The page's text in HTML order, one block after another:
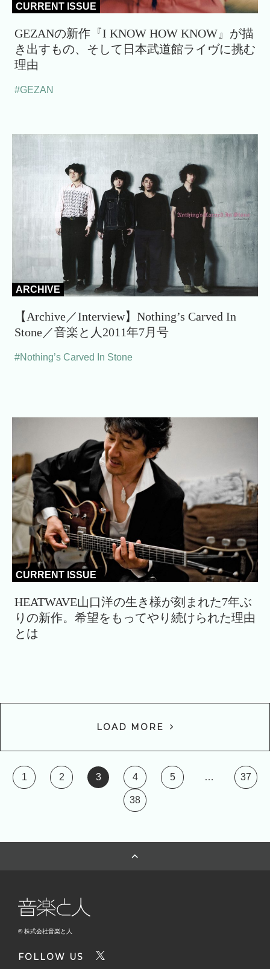
CURRENT ISSUE
GEZANの新作『I KNOW HOW KNOW』が描
き出すもの、そして日本武道館ライヴに挑む
理由
#GEZAN
ARCHIVE
【Archive／Interview】Nothing’s Carved In
Stone／音楽と人2011年7月号
#Nothing’s Carved In Stone
CURRENT ISSUE
HEATWAVE山口洋の生き様が刻まれた7年ぶ
りの新作。希望をもってやり続けられた理由
とは
LOAD MORE
1 2 3 4 5 … 37
38
© 株式会社音楽と人
FOLLOW US